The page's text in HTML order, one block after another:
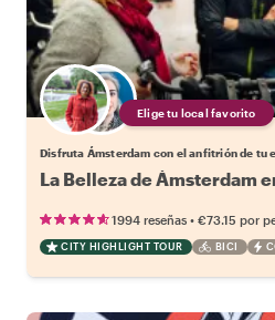
Elige tu local favorito
Disfruta Ámsterdam con el anfitrión de tu
La Belleza de Ámsterdam
1994 reseñas • €73.15 por
CITY HIGHLIGHT TOUR BICI